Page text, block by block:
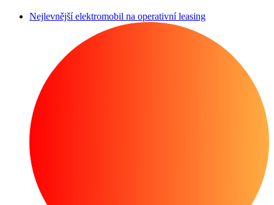
Nejlevnější elektromobil na operativní leasing